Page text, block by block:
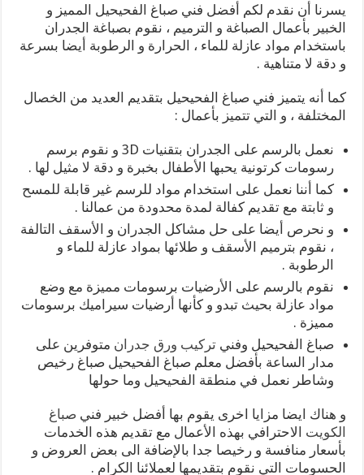
يسرنا أن نقدم لكم أفضل فني صباغ الفحيحيل المميز و
الخبير بأعمال الصباغة و الترميم ، نقوم بصباغة الجدران
باستخدام مواد عازلة للماء ، الحرارة و الرطوبة أيضا بسرعة
و دقة لا متناهية .
كما أنه يتميز فني صباغ الفحيحيل بتقديم العديد من الخصال
المختلفة ، و التي تتميز بأعمال :
نعمل بالرسم على الجدران بتقنيات 3D و نقوم برسم
رسومات كرتونية يحبها الأطفال بخبرة و دقة لا مثيل لها .
كما أننا نعمل على استخدام مواد للرسم غير قابلة للمسح
و ثابتة مع تقديم كفالة لمدة محدودة من عمالنا .
و نحرص أيضا على حل مشاكل الجدران و الأسقف التالفة
، نقوم بترميم الأسقف و طلائها بمواد عازلة للماء و
الرطوبة .
نقوم بالرسم على الأرضيات برسومات مميزة مع وضع
مواد عازلة بحيث تبدو و كأنها أرضيات سيراميك برسومات
مميزة .
صباغ الفحيحيل وفنيتركيب ورق جدران متوفرين على
مدار الساعة بأفضل معلم صباغ الفحيحيل صباغ رخيص
وشاطر نعمل في منطقة الفحيحيل وما حولها
و هناك ايضا مزايا اخرى يقوم بها أفضل خبير فنيصباغ
الكويت الاحترافي بهذه الأعمال مع تقديم هذه الخدمات
بأسعار منافسة و رخيصا جدا بالإضافة الى بعض العروض و
الحسومات التي نقوم بتقديمها لعملائنا الكرام .